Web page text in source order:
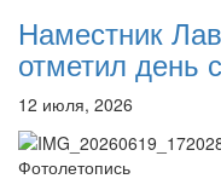
Наместник
отметил день
12 июля, 2026
Фотолетопись